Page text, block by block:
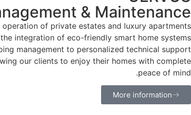
& Maintenance
of private estates and luxury apartments.
integration of eco-friendly smart home systems.
management to personalized technical support.
our clients to enjoy their homes with complete
peace of mind.
More information